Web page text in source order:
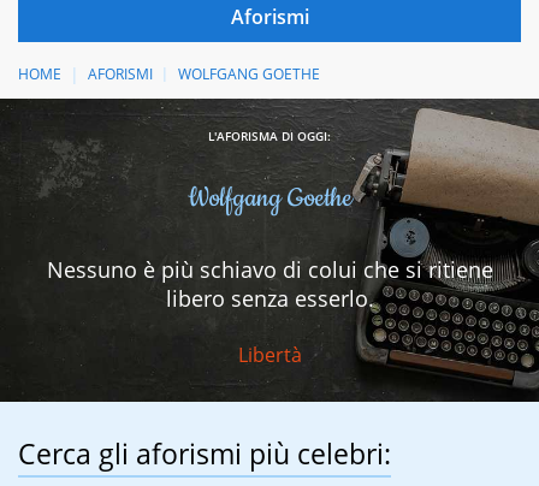
HOME AFORISMI WOLFGANG GOETHE
L'AFORISMA DI OGGI:
Wolfgang Goethe
Nessuno è più schiavo di colui che si ritiene
libero senza esserlo.
Libertà
Cerca gli aforismi più celebri: